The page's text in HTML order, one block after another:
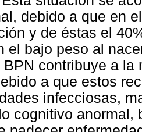
debido a que en
y de éstas el
el bajo peso al
BPN contribuye a
a que estos
infecciosas,
cognitivo anormal,